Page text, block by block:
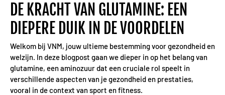
DE KRACHT VAN GLUTAMINE: EEN
DIEPERE DUIK IN DE VOORDELEN
Welkom bij VNM, jouw ultieme bestemming voor gezondheid en
welzijn. In deze blogpost gaan we dieper in op het belang van
glutamine, een aminozuur dat een cruciale rol speelt in
verschillende aspecten van je gezondheid en prestaties,
vooral in de context van sport en fitness.